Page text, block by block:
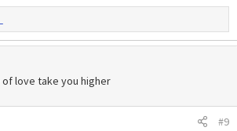
love take you higher
#9